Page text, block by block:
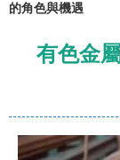
的角色與機遇
有色金